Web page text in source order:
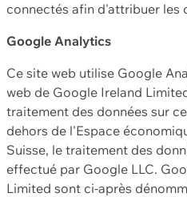
connectés afin d'attribuer les
Google Analytics
Ce site web utilise Google
web de Google Ireland
traitement des données sur
dehors de l'Espace
Suisse, le traitement des
effectué par Google LLC.
Limited sont ci-après